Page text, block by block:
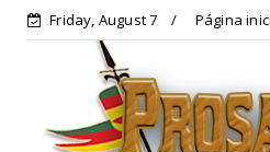
Friday, August 7 Página